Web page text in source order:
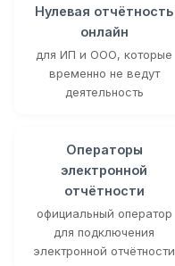
Нулевая отчётность
онлайн
для ИП и ООО, которые
временно не ведут
деятельность
Операторы
электронной
отчётности
официальный оператор
для подключения
электронной отчётности